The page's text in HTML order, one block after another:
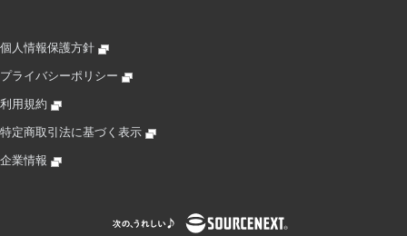
個人情報保護方針
プライバシーポリシー
利用規約
特定商取引法に基づく表示
企業情報